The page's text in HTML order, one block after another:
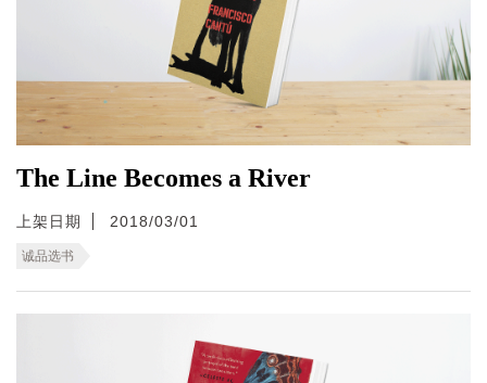
The Line Becomes a River
上架日期 2018/03/01
诚品选书